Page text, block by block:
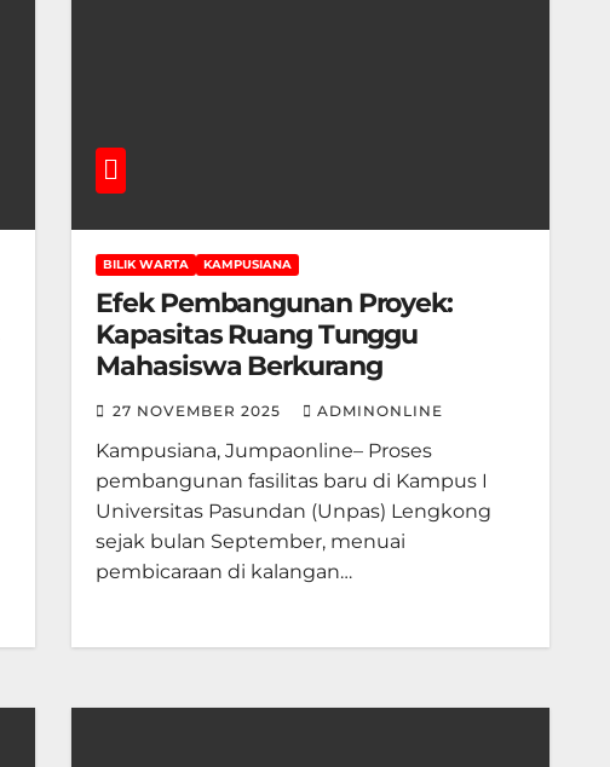
BILIK WARTA KAMPUSIANA
Efek Pembangunan Proyek:
Kapasitas Ruang Tunggu
Mahasiswa Berkurang
27 NOVEMBER 2025 ADMINONLINE
Kampusiana, Jumpaonline– Proses
pembangunan fasilitas baru di Kampus I
Universitas Pasundan (Unpas) Lengkong
sejak bulan September, menuai
pembicaraan di kalangan…